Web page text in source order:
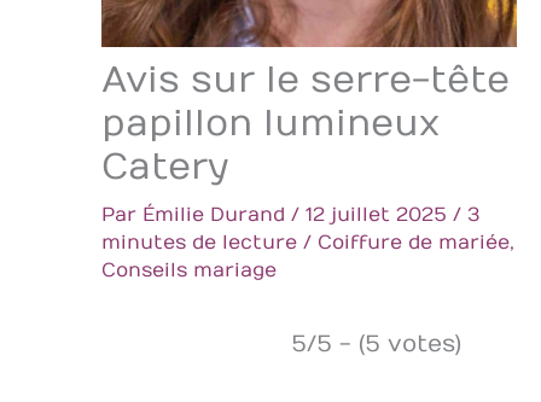
Avis sur le serre-tête
papillon lumineux
Catery
Par Émilie Durand / 12 juillet 2025 / 3
minutes de lecture / Coiffure de mariée,
Conseils mariage
5/5 - (5 votes)